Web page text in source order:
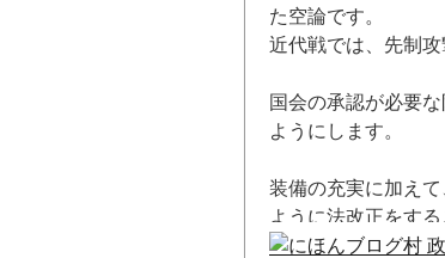
た空論です。
近代戦では、先制
国会の承認が必要
ようにします。
装備の充実に加え
ように法改正をす